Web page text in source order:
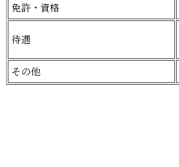
免許・資格
待遇
その他